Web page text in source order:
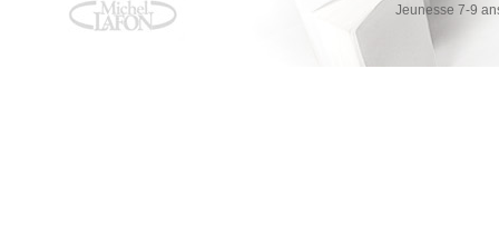
Jeunesse 7-9